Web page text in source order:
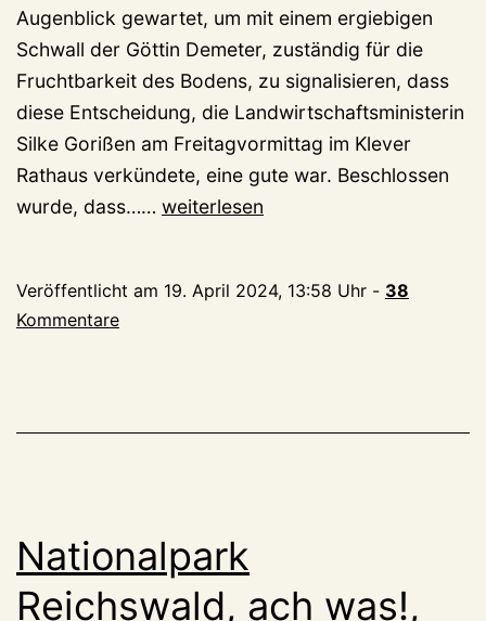
Augenblick gewartet, um mit einem ergiebigen
Schwall der Göttin Demeter, zuständig für die
Fruchtbarkeit des Bodens, zu signalisieren, dass
diese Entscheidung, die Landwirtschaftsministerin
Silke Gorißen am Freitagvormittag im Klever
Rathaus verkündete, eine gute war. Beschlossen
wurde, dass…… Kleve
2029
Moritz
von
Nassau-
weiterlesen
Veröffentlicht am 19. April 2024, 13:58 Uhr - 38
Kommentare
Nationalpark
Reichswald, ach was!,